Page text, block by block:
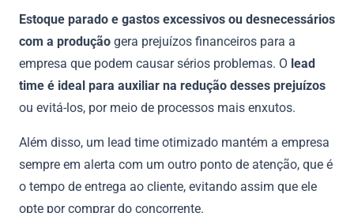
Estoque parado e gastos excessivos ou desnecessários
com a produção gera prejuízos financeiros para a
empresa que podem causar sérios problemas. O lead
time é ideal para auxiliar na redução desses prejuízos
ou evitá-los, por meio de processos mais enxutos.
Além disso, um lead time otimizado mantém a empresa
sempre em alerta com um outro ponto de atenção, que é
o tempo de entrega ao cliente, evitando assim que ele
opte por comprar do concorrente.